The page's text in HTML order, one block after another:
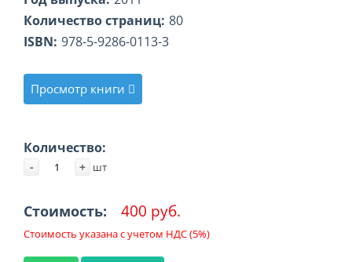
Количество страниц: 80
ISBN: 978-5-9286-0113-3
Просмотр книги
Количество:
- + шт
Стоимость: 400 руб.
Стоимость указана с учетом НДС (5%)